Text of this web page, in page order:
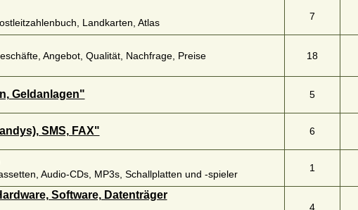
Landkarten, Atlas
7
Angebot, Qualität, Nachfrage, Preise 18
Geldanlagen" 5
SMS, FAX" 6
Audio-CDs, MP3s, Schallplatten und -spieler
1
Software, Datenträger
4